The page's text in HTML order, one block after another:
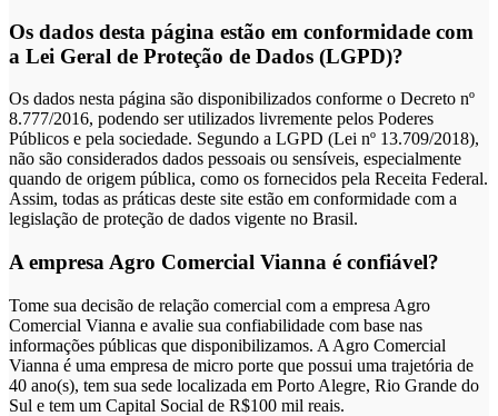
Os dados desta página estão em conformidade com
a Lei Geral de Proteção de Dados (LGPD)?
Os dados nesta página são disponibilizados conforme o Decreto nº
8.777/2016, podendo ser utilizados livremente pelos Poderes
Públicos e pela sociedade. Segundo a LGPD (Lei nº 13.709/2018),
não são considerados dados pessoais ou sensíveis, especialmente
quando de origem pública, como os fornecidos pela Receita Federal.
Assim, todas as práticas deste site estão em conformidade com a
legislação de proteção de dados vigente no Brasil.
A empresa Agro Comercial Vianna é confiável?
Tome sua decisão de relação comercial com a empresa Agro
Comercial Vianna e avalie sua confiabilidade com base nas
informações públicas que disponibilizamos. A Agro Comercial
Vianna é uma empresa de micro porte que possui uma trajetória de
40 ano(s), tem sua sede localizada em Porto Alegre, Rio Grande do
Sul e tem um Capital Social de R$100 mil reais.